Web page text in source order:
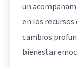
un
en los
cambios
bienestar